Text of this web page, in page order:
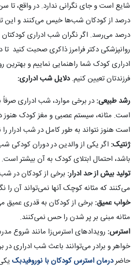
درصد می‌رسد. اگر نگران شب ادراری
روانپزشکی دکتر فرامرز ذاکری صحبت
ادراری کودک شما راهنمایی نماییم و بهترین
فرزندتان تعیین کنیم.دلایل شب ادراری:
رشد طبیعی: در برخی موارد، شب ادراری
است. مثانه، سیستم عصبی و مغز کودک
است هنوز نتواند به طور کامل در شب ادرار را
ژنتیک: اگر یکی از والدین در دوران کودکی
باشد، احتمال ابتلای کودک به آن بیشتر است.
تولید بیش از حد ادرار: برخی از کودکان در
می‌کنند که مثانه کوچک آنها نمی‌تواند آن را
خواب عمیق: برخی از کودکان به قدری عمیق
مثانه مبنی بر پر شدن را حس نمی‌کنند.
استرس: رویدادهای استرس‌زا مانند شروع
خواهر و برادر می‌توانند باعث شب ادراری
حاضردرمان استرس کودکان با نوروفیدبک